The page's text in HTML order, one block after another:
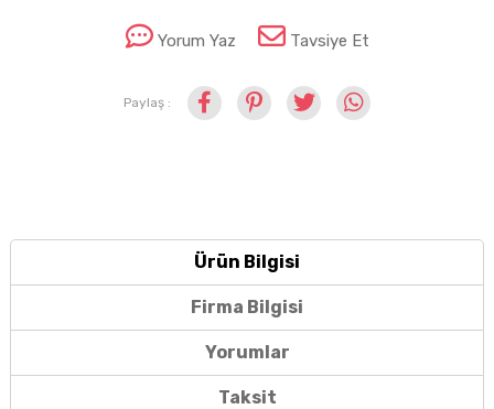
Yorum Yaz Tavsiye Et
Paylaş :
Ürün Bilgisi
Firma Bilgisi
Yorumlar
Taksit